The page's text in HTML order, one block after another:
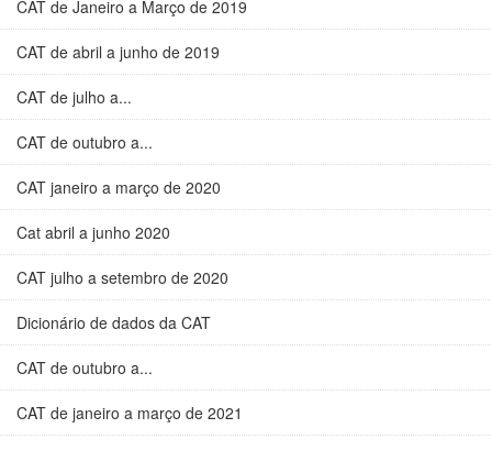
CAT de Janeiro a Março de 2019
CAT de abril a junho de 2019
CAT de julho a...
CAT de outubro a...
CAT janeiro a março de 2020
Cat abril a junho 2020
CAT julho a setembro de 2020
Dicionário de dados da CAT
CAT de outubro a...
CAT de janeiro a março de 2021